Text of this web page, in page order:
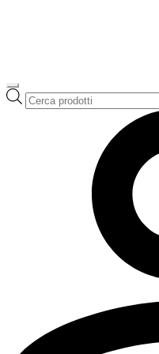
Ricerca
prodotti